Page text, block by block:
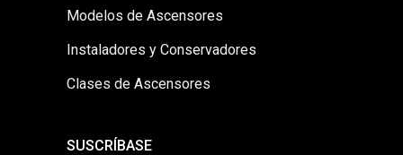
Modelos de Ascensores
Instaladores y Conservadores
Clases de Ascensores
SUSCRÍBASE